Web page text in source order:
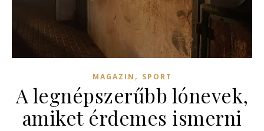
MAGAZIN , SPORT
A legnépszerűbb lónevek,
amiket érdemes ismerni